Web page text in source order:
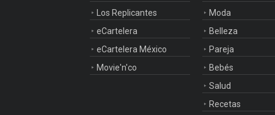
Los Replicantes
eCartelera
eCartelera México
Movie'n'co
Moda
Belleza
Pareja
Bebés
Salud
Recetas